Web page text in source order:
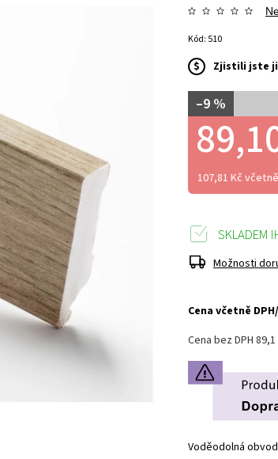
–9 %
107,81 Kč
$ Zjistili jste
Kód: 510
Cena včetně
Cena bez DPH
Voděodolná
SKLADEM
Možnosti